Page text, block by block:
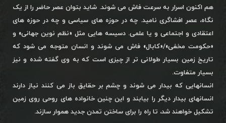
هم اکنون اسرار به سرعت فاش می شوند. شاید بتوان عصر حاضر را از یک
نگاه، عصر افشاگری نامید. چه در حوزه های سیاسی و چه در حوزه های
اعتقادی و اجتماعی و یا علمی. دسیسه هایی مثل «نظم نوین جهانی» و
«حکومت مخفی»/«کابال» فاش می شوند و انسان متوجه می شود که
تاریخ زمین بسیار طولانی تر از چیزی است که به وی گفته شده و نیز
بسیار متفاوت.
انسانهایی که بیدار می شوند و چشم بر حقایق باز می کنند نیاز دارند
انسانهای بیدار دیگر را بیابند و این چنین خانواده های روحی روی زمین
تشکیل خواهند شد، تا راه را برای ساختن تمدن جدید هموار سازند.